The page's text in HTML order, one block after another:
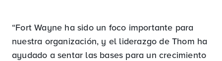
“Fort Wayne ha sido un foco importante para
nuestra organización, y el liderazgo de Thom ha
ayudado a sentar las bases para un crecimiento